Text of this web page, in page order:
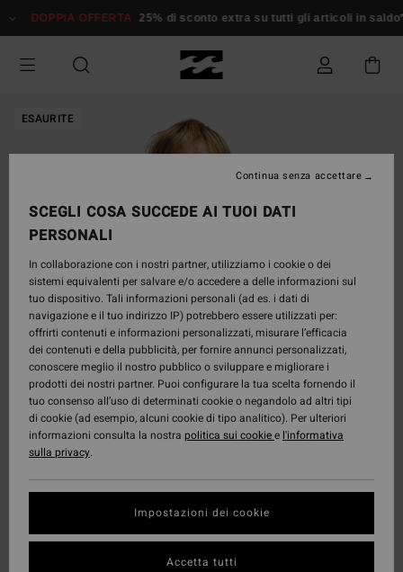
alle
prodotto
DOPPIA OFFERTA 25% di sconto extra su tutti gli articoli in
ESAURITE
SCEGLI COSA SUCCEDE AI TUOI DATI
PERSONALI
In collaborazione con i nostri partner, utilizziamo i cookie o dei
sistemi equivalenti per salvare e/o accedere a delle informazioni sul
tuo dispositivo. Tali informazioni personali (ad es. i dati di
navigazione e il tuo indirizzo IP) potrebbero essere utilizzati per:
offrirti contenuti e informazioni personalizzati, misurare l’efficacia
dei contenuti e della pubblicità, per fornire annunci personalizzati,
conoscere meglio il nostro pubblico o sviluppare e migliorare i
prodotti dei nostri partner. Puoi configurare la tua scelta fornendo il
tuo consenso all’uso di determinati cookie o negandolo ad altri tipi
di cookie (ad esempio, alcuni cookie di tipo analitico). Per ulteriori
informazioni consulta la nostra politica sui cookiee l'informativa
sulla privacy.
Impostazioni dei cookie
Continua senza accettare
Accetta tutti